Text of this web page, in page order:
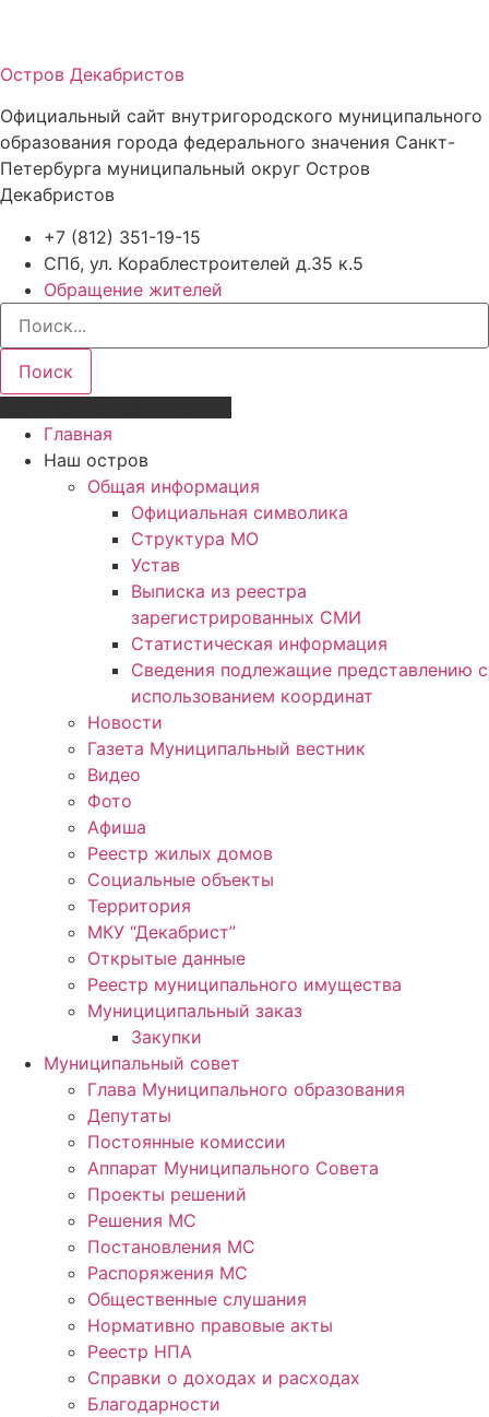
Остров Декабристов
Официальный сайт внутригородского муниципального
образования города федерального значения Санкт-
Петербурга муниципальный округ Остров
Декабристов
+7 (812) 351-19-15
СПб, ул. Кораблестроителей д.35 к.5
Обращение жителей
Поиск
Главная
Наш остров
Общая информация
Официальная символика
Структура МО
Устав
Выписка из реестра
зарегистрированных СМИ
Статистическая информация
Сведения подлежащие представлению с
использованием координат
Новости
Газета Муниципальный вестник
Видео
Фото
Афиша
Реестр жилых домов
Социальные объекты
Территория
МКУ “Декабрист”
Открытые данные
Реестр муниципального имущества
Мунициципальный заказ
Закупки
Муниципальный совет
Глава Муниципального образования
Депутаты
Постоянные комиссии
Аппарат Муниципального Совета
Проекты решений
Решения МС
Постановления МС
Распоряжения МС
Общественные слушания
Нормативно правовые акты
Реестр НПА
Справки о доходах и расходах
Благодарности